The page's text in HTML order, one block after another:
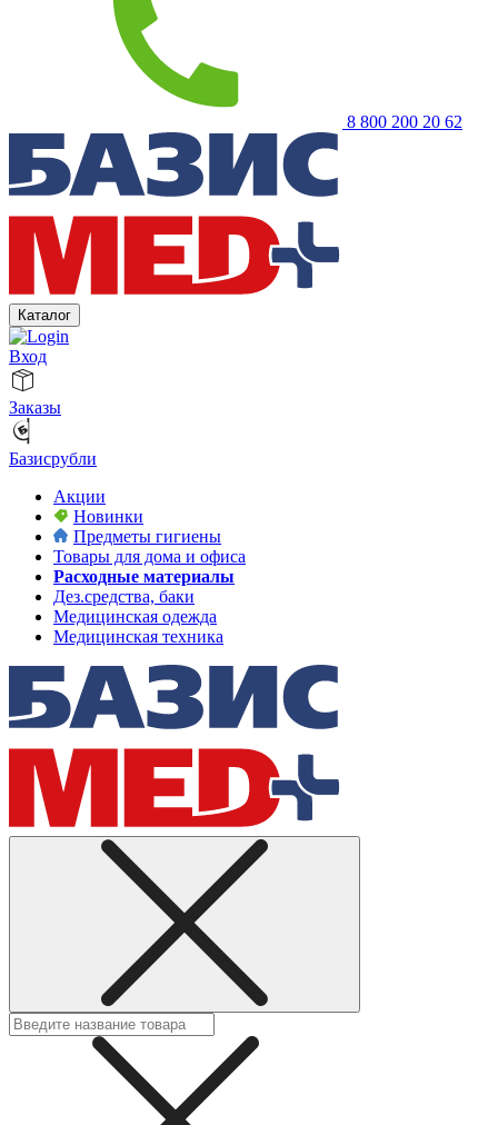
8 800 200 20 62
Каталог
Вход
Заказы
Базисрубли
Акции
Новинки
Предметы гигиены
Товары для дома и офиса
Расходные материалы
Дез.средства, баки
Медицинская одежда
Медицинская техника